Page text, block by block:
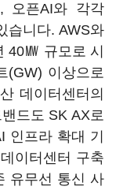
오픈AI와 각각
습니다. AWS와
40㎿ 규모로 시
(GW) 이상으로
데이터센터의
드도 SK AX로
인프라 확대 기
이터센터 구축
유무선 통신 사